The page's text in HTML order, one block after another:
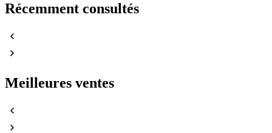
Récemment consultés
Meilleures ventes